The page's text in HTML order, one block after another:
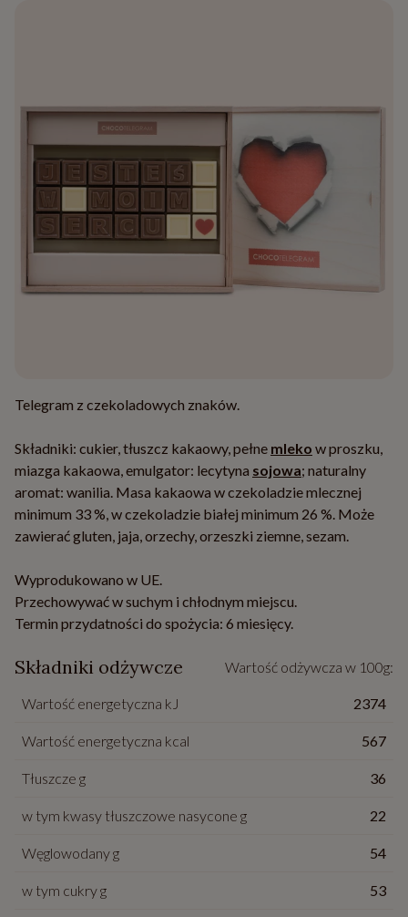
Telegram z czekoladowych znaków.
Składniki: cukier, tłuszcz kakaowy, pełne mleko w proszku,
miazga kakaowa, emulgator: lecytyna sojowa; naturalny
aromat: wanilia. Masa kakaowa w czekoladzie mlecznej
minimum 33 %, w czekoladzie białej minimum 26 %. Może
zawierać gluten, jaja, orzechy, orzeszki ziemne, sezam.
Wyprodukowano w UE.
Przechowywać w suchym i chłodnym miejscu.
Termin przydatności do spożycia: 6 miesięcy.
Składniki odżywcze Wartość odżywcza w 100g:
Wartość energetyczna kJ 2374
Wartość energetyczna kcal 567
Tłuszcze g 36
w tym kwasy tłuszczowe nasycone g 22
Węglowodany g 54
w tym cukry g 53